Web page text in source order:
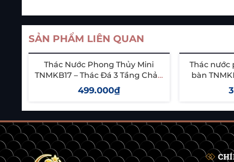
SẢN PHẨM LIÊN QUAN
Thác Nước Phong Thủy Mini
TNMKB17 – Thác Đá 3 Tầng Chảy,
Thu Hút Tài Lộc & May Mắn
499.000₫
Thác nước
bàn
thuật,